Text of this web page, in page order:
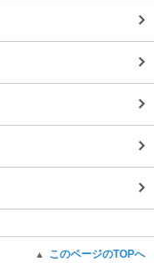
▲ このページのTOPへ